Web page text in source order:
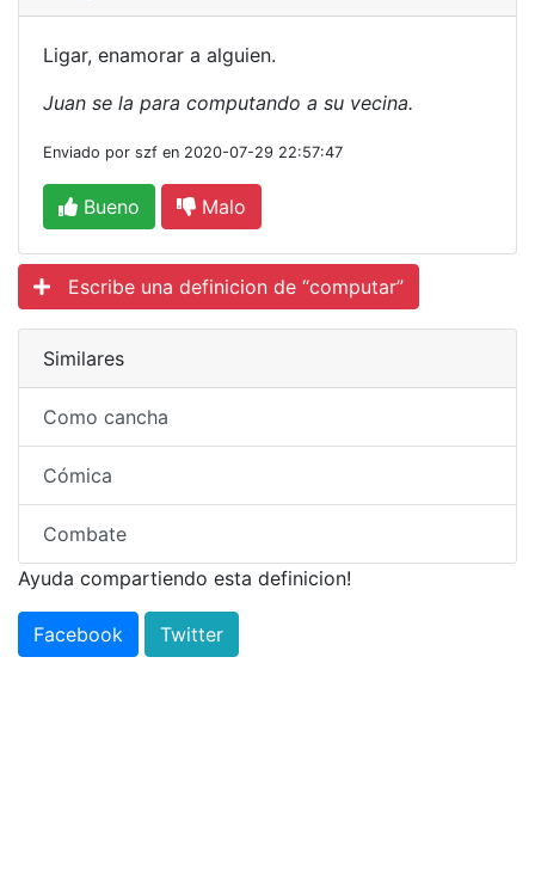
Ligar, enamorar a alguien.
Juan se la para computando a su vecina.
Enviado por szf en 2020-07-29 22:57:47
Bueno Malo
Escribe una definicion de “computar”
Similares
Como cancha
Cómica
Combate
Ayuda compartiendo esta definicion!
Facebook Twitter